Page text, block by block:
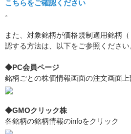
こちらをご確認ください
。
また、対象銘柄が価格規制適用銘柄
認する方法は、以下をご参照ください
◆PC会員ページ
銘柄ごとの株価情報画面の注文画面
◆GMOクリック株
各銘柄の銘柄情報のinfoをクリック